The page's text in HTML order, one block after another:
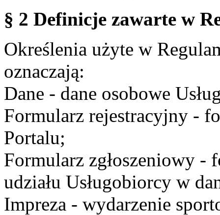
§ 2 Definicje zawarte w
Określenia użyte w
oznaczają:
Dane - dane osobowe
Formularz rejestracyjny -
Portalu;
Formularz zgłoszeniowy -
udziału Usługobiorcy w
Impreza - wydarzenie